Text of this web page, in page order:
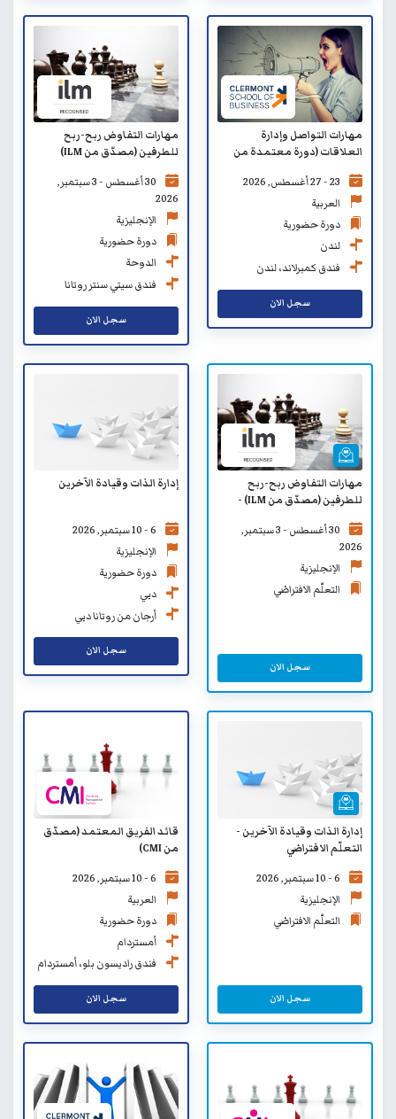
مهارات التواصل وإدارة
العلاقات (دورة معتمدة من
SB)
23 - 27 أغسطس, 2026
العربية
دورة حضورية
لندن
فندق كمبرلاند، لندن
سجل الان
مهارات التفاوض ربح-ربح
للطرفين (مصدّق من ILM)
30 أغسطس - 3 سبتمبر,
2026
الإنجليزية
دورة حضورية
الدوحة
فندق سيتي سنتر روتانا
سجل الان
مهارات التفاوض ربح-ربح
للطرفين (مصدّق من ILM) -
30 أغسطس - 3 سبتمبر,
2026
الإنجليزية
التعلّم الافتراضي
سجل الان
إدارة الذات وقيادة الآخرين
6 - 10 سبتمبر, 2026
الإنجليزية
دورة حضورية
دبي
أرجان من روتانا دبي
سجل الان
إدارة الذات وقيادة الآخرين -
التعلّم الافتراضي
6 - 10 سبتمبر, 2026
الإنجليزية
التعلّم الافتراضي
سجل الان
قائد الفريق المعتمد (مصدّق
من CMI)
6 - 10 سبتمبر, 2026
العربية
دورة حضورية
أمستردام
فندق راديسون بلو، أمستردام
سجل الان